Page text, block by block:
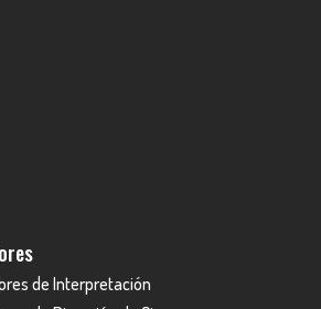
de Interpretación